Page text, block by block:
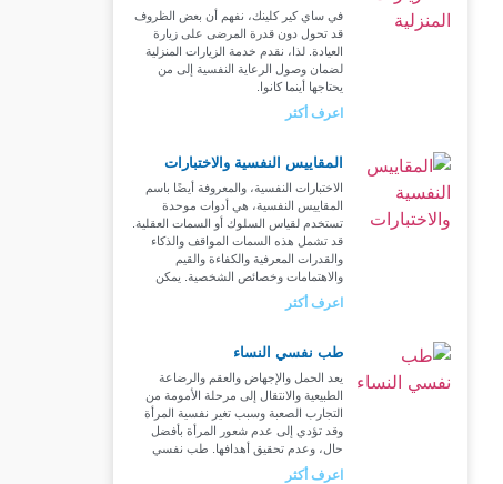
في ساي كير كلينك، نفهم أن بعض الظروف
قد تحول دون قدرة المرضى على زيارة
العيادة. لذا، نقدم خدمة الزيارات المنزلية
لضمان وصول الرعاية النفسية إلى من
يحتاجها أينما كانوا.
اعرف أكثر
المقاييس النفسية والاختبارات
الاختبارات النفسية، والمعروفة أيضًا باسم
المقاييس النفسية، هي أدوات موحدة
تستخدم لقياس السلوك أو السمات العقلية.
قد تشمل هذه السمات المواقف والذكاء
والقدرات المعرفية والكفاءة والقيم
والاهتمامات وخصائص الشخصية. يمكن
اعرف أكثر
طب نفسي النساء
يعد الحمل والإجهاض والعقم والرضاعة
الطبيعية والانتقال إلى مرحلة الأمومة من
التجارب الصعبة وسبب تغير نفسية المرأة
وقد تؤدي إلى عدم شعور المرأة بأفضل
حال، وعدم تحقيق أهدافها. طب نفسي
اعرف أكثر